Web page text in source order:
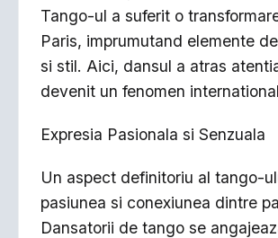
Tango-ul a suferit o
Paris, imprumutand elemente
si stil. Aici, dansul a atras
devenit un fenomen
Expresia Pasionala si Senzuala
Un aspect definitoriu al tango-
pasiunea si conexiunea dintre
Dansatorii de tango se